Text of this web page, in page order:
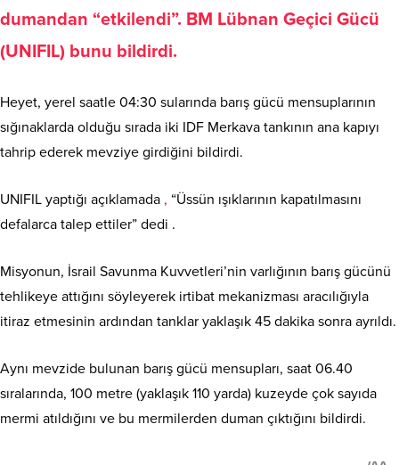
dumandan “etkilendi”. BM Lübnan Geçici Gücü
(UNIFIL) bunu bildirdi.
Heyet, yerel saatle 04:30 sularında barış gücü mensuplarının
sığınaklarda olduğu sırada iki IDF Merkava tankının ana kapıyı
tahrip ederek mevziye girdiğini bildirdi.
UNIFIL yaptığı açıklamada , “Üssün ışıklarının kapatılmasını
defalarca talep ettiler” dedi .
Misyonun, İsrail Savunma Kuvvetleri’nin varlığının barış gücünü
tehlikeye attığını söyleyerek irtibat mekanizması aracılığıyla
itiraz etmesinin ardından tanklar yaklaşık 45 dakika sonra ayrıldı.
Aynı mevzide bulunan barış gücü mensupları, saat 06.40
sıralarında, 100 metre (yaklaşık 110 yarda) kuzeyde çok sayıda
mermi atıldığını ve bu mermilerden duman çıktığını bildirdi.